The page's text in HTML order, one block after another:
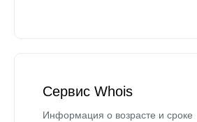
Сервис Whois
Информация о возрасте и сроке